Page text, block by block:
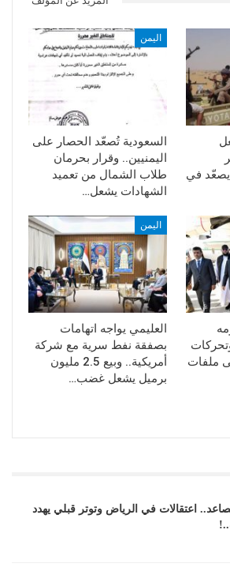
يصعّد في
اليمن
السعودية تُصعّد الحصار على
اليمنيين.. وقرار بحرمان
طلاب الشمال من تعميد
الشهادات يشعل…
ملفات
اليمن
العليمي يواجه اتهامات
بصفقة نفط سرية مع شركة
أمريكية.. وبيع 2.5 مليون
برميل يشعل غضب…
اعتقالات في الرياض وتوتر قبلي يهدد